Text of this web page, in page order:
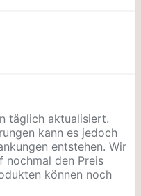
täglich aktualisiert.
kann es jedoch
entstehen. Wir
nochmal den Preis
können noch